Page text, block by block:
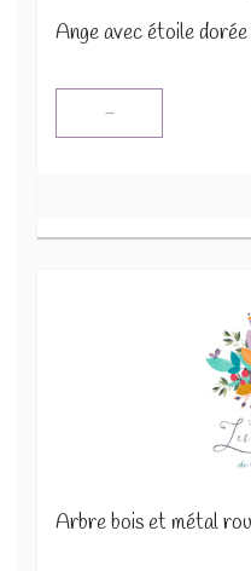
Ange avec étoile
-
Arbre bois et métal